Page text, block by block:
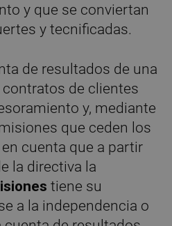
y que se conviertan
y tecnificadas.
de resultados de una
contratos de clientes
y, mediante
que ceden los
cuenta que a partir
la directiva la
tiene su
a la independencia o